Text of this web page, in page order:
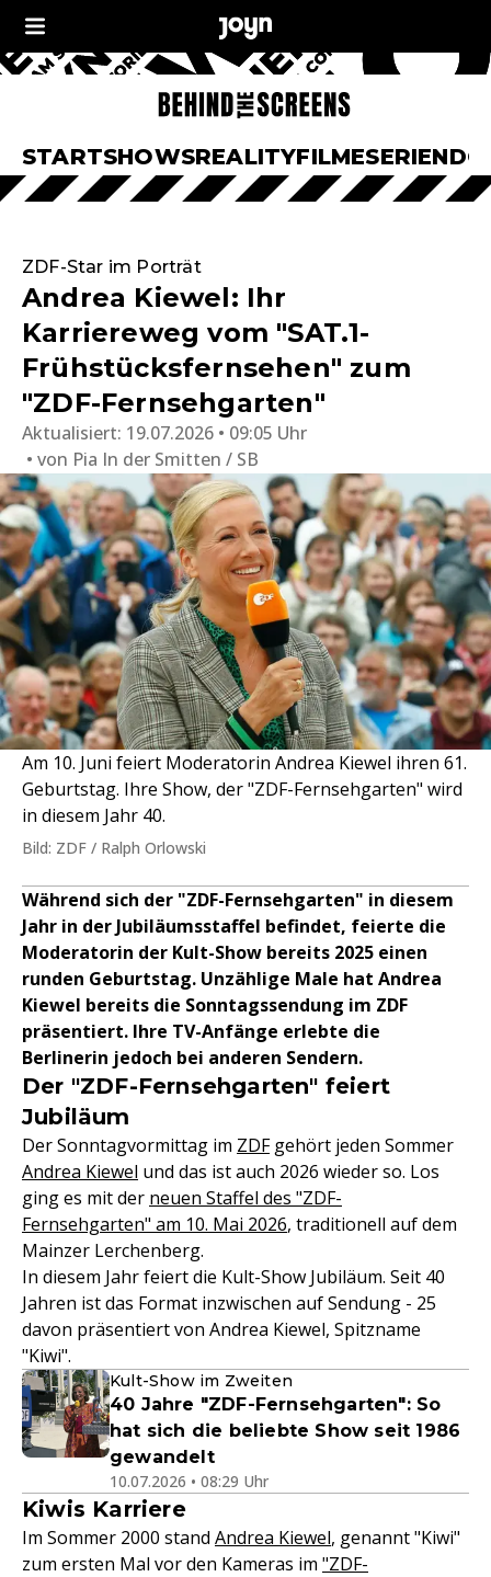
STARTSHOWSREALITYFILMESERIEN
ZDF-Star im Porträt
Andrea Kiewel: Ihr
Karriereweg vom "SAT.1-
Frühstücksfernsehen" zum
"ZDF-Fernsehgarten"
Aktualisiert: 19.07.2026 • 09:05 Uhr
von Pia In der Smitten / SB
Am 10. Juni feiert Moderatorin Andrea Kiewel ihren 61.
Geburtstag. Ihre Show, der "ZDF-Fernsehgarten" wird
in diesem Jahr 40.
Bild: ZDF / Ralph Orlowski
Während sich der "ZDF-Fernsehgarten" in diesem
Jahr in der Jubiläumsstaffel befindet, feierte die
Moderatorin der Kult-Show bereits 2025 einen
runden Geburtstag. Unzählige Male hat Andrea
Kiewel bereits die Sonntagssendung im ZDF
präsentiert. Ihre TV-Anfänge erlebte die
Berlinerin jedoch bei anderen Sendern.
Der "ZDF-Fernsehgarten" feiert
Jubiläum
Der Sonntagvormittag im ZDFgehört jeden Sommer
Andrea Kiewel und das ist auch 2026 wieder so. Los
ging es mit der neuen Staffel des "ZDF-
Fernsehgarten" am 10. Mai 2026, traditionell auf dem
Mainzer Lerchenberg.
In diesem Jahr feiert die Kult-Show Jubiläum. Seit 40
Jahren ist das Format inzwischen auf Sendung - 25
davon präsentiert von Andrea Kiewel, Spitzname
"Kiwi".
Kult-Show im Zweiten
40 Jahre "ZDF-Fernsehgarten": So
hat sich die beliebte Show seit 1986
gewandelt
10.07.2026 • 08:29 Uhr
Kiwis Karriere
Im Sommer 2000 stand Andrea Kiewel, genannt "Kiwi"
zum ersten Mal vor den Kameras im "ZDF-